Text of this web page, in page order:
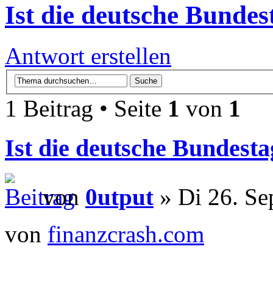
Ist die deutsche
Antwort erstellen
1 Beitrag • Seite 1 von 1
Ist die deutsche
von 0utput » Di 26.
von finanzcrash.com